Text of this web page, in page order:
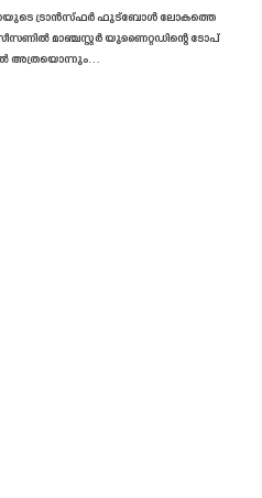
ട്രാൻസ്‌ഫർ ഫുട്ബോൾ ലോകത്തെ
സീസണിൽ മാഞ്ചസ്റ്റർ യുണൈറ്റഡിന്റെ ടോപ്
അത്രയൊന്നും…